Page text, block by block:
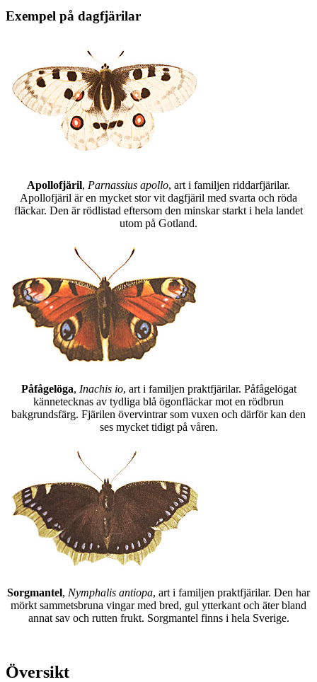
Exempel på dagfjärilar
Apollofjäril, Parnassius apollo, art i familjen riddarfjärilar.
Apollofjäril är en mycket stor vit dagfjäril med svarta och röda
fläckar. Den är rödlistad eftersom den minskar starkt i hela landet
utom på Gotland.
Påfågelöga, Inachis io, art i familjen praktfjärilar. Påfågelögat
kännetecknas av tydliga blå ögonfläckar mot en rödbrun
bakgrundsfärg. Fjärilen övervintrar som vuxen och därför kan den
ses mycket tidigt på våren.
Sorgmantel, Nymphalis antiopa, art i familjen praktfjärilar. Den har
mörkt sammetsbruna vingar med bred, gul ytterkant och äter bland
annat sav och rutten frukt. Sorgmantel finns i hela Sverige.
Översikt